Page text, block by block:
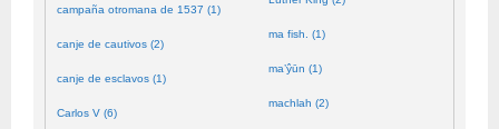
campaña otromana de 1537 (1)
canje de cautivos (2)
canje de esclavos (1)
Carlos V (6)
ma fish. (1)
ma’ŷūn (1)
machlah (2)